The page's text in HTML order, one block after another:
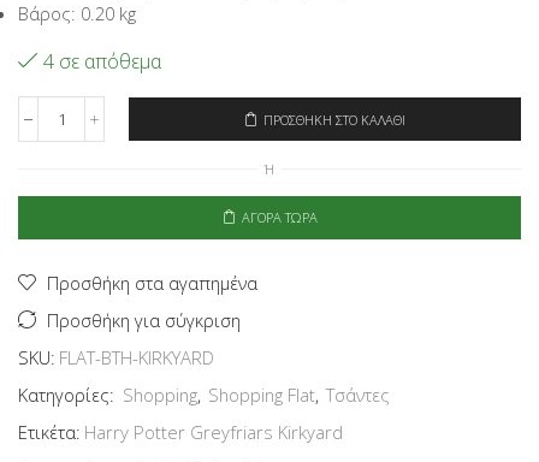
Βάρος: 0.20 kg
4 σε απόθεμα
Signare
Flat
Greyfriars
ποσότητα
ΠΡΟΣΘΉΚΗ ΣΤΟ ΚΑΛΆΘΙ
Ή
ΑΓΟΡΆ ΤΏΡΑ
Προσθήκη στα αγαπημένα
Προσθήκη για σύγκριση
SKU: FLAT-BTH-KIRKYARD
Κατηγορίες: Shopping, Shopping Flat, Τσάντες
Ετικέτα: Harry Potter Greyfriars Kirkyard